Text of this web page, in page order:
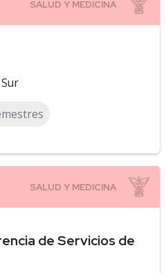
de Servicios de